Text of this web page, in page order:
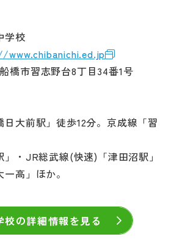
学校
橋市習志野台8丁目34番1号
大前駅」徒歩12分。京成線「習
・JR総武線(快速)「津田沼駅」
高」ほか。
校の詳細情報を見る